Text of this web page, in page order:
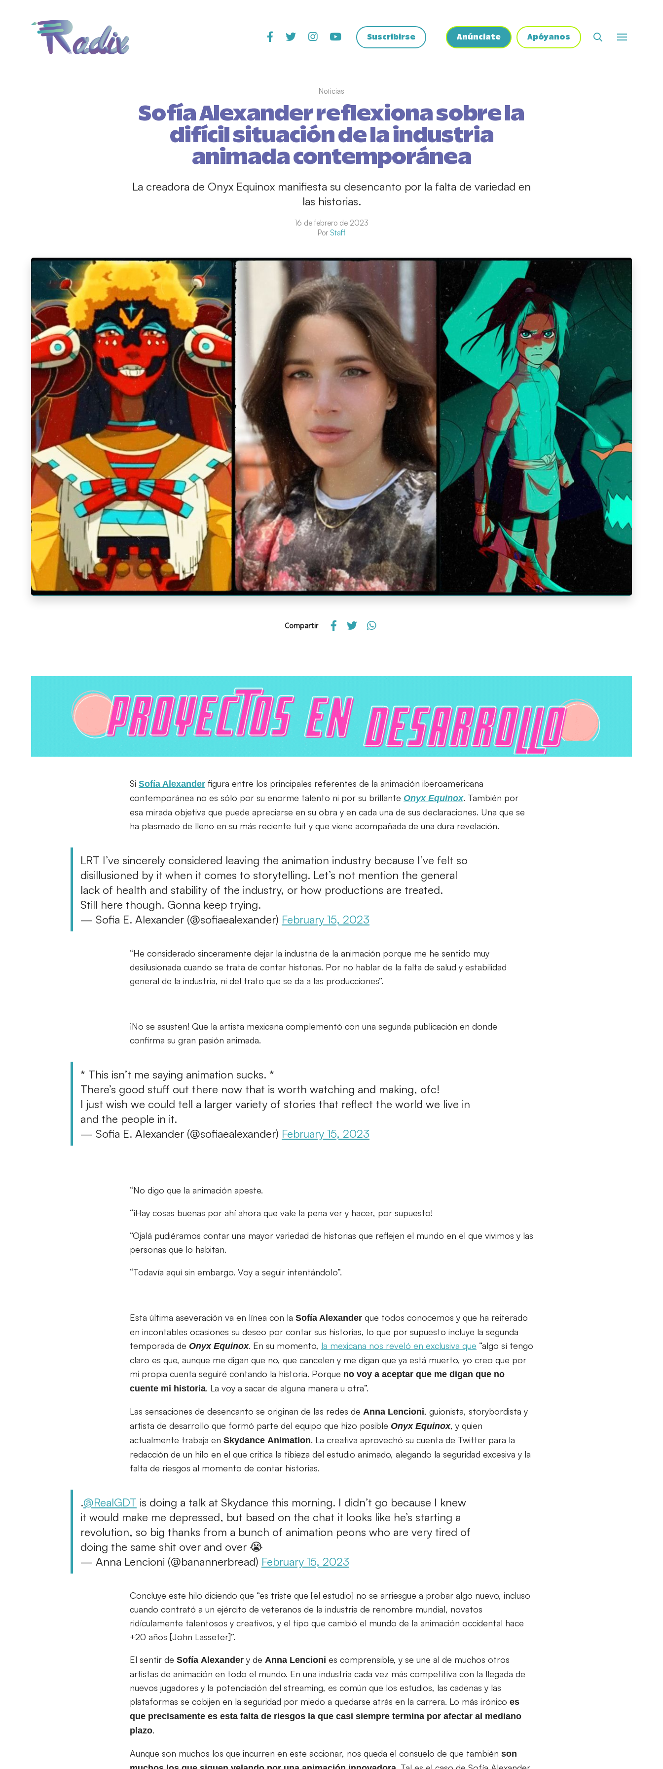
Suscribirse Anúnciate Apóyanos
Noticias
Sofía Alexander reflexiona sobre la
difícil situación de la industria
animada contemporánea
La creadora de Onyx Equinox manifiesta su desencanto por la falta de variedad en
las historias.
16 de febrero de 2023
Por Staff
Compartir
Si Sofía Alexander figura entre los principales referentes de la animación iberoamericana
contemporánea no es sólo por su enorme talento ni por su brillante Onyx Equinox. También por
esa mirada objetiva que puede apreciarse en su obra y en cada una de sus declaraciones. Una que se
ha plasmado de lleno en su más reciente tuit y que viene acompañada de una dura revelación.
LRT I’ve sincerely considered leaving the animation industry because I’ve felt so
disillusioned by it when it comes to storytelling. Let’s not mention the general
lack of health and stability of the industry, or how productions are treated.
Still here though. Gonna keep trying.
— Sofia E. Alexander (@sofiaealexander) February 15, 2023
“He considerado sinceramente dejar la industria de la animación porque me he sentido muy
desilusionada cuando se trata de contar historias. Por no hablar de la falta de salud y estabilidad
general de la industria, ni del trato que se da a las producciones”.
¡No se asusten! Que la artista mexicana complementó con una segunda publicación en donde
confirma su gran pasión animada.
* This isn’t me saying animation sucks. *
There’s good stuff out there now that is worth watching and making, ofc!
I just wish we could tell a larger variety of stories that reflect the world we live in
and the people in it.
— Sofia E. Alexander (@sofiaealexander) February 15, 2023
“No digo que la animación apeste.
“¡Hay cosas buenas por ahí ahora que vale la pena ver y hacer, por supuesto!
“Ojalá pudiéramos contar una mayor variedad de historias que reflejen el mundo en el que vivimos y las
personas que lo habitan.
“Todavía aquí sin embargo. Voy a seguir intentándolo”.
Esta última aseveración va en línea con la Sofía Alexander que todos conocemos y que ha reiterado
en incontables ocasiones su deseo por contar sus historias, lo que por supuesto incluye la segunda
temporada de Onyx Equinox. En su momento, la mexicana nos reveló en exclusiva que “algo sí tengo
claro es que, aunque me digan que no, que cancelen y me digan que ya está muerto, yo creo que por
mi propia cuenta seguiré contando la historia. Porque no voy a aceptar que me digan que no
cuente mi historia. La voy a sacar de alguna manera u otra”.
Las sensaciones de desencanto se originan de las redes de Anna Lencioni, guionista, storybordista y
artista de desarrollo que formó parte del equipo que hizo posible Onyx Equinox, y quien
actualmente trabaja en Skydance Animation. La creativa aprovechó su cuenta de Twitter para la
redacción de un hilo en el que critica la tibieza del estudio animado, alegando la seguridad excesiva y la
falta de riesgos al momento de contar historias.
.@RealGDT is doing a talk at Skydance this morning. I didn’t go because I knew
it would make me depressed, but based on the chat it looks like he’s starting a
revolution, so big thanks from a bunch of animation peons who are very tired of
doing the same shit over and over 😭
— Anna Lencioni (@banannerbread) February 15, 2023
Concluye este hilo diciendo que “es triste que [el estudio] no se arriesgue a probar algo nuevo, incluso
cuando contrató a un ejército de veteranos de la industria de renombre mundial, novatos
ridículamente talentosos y creativos, y el tipo que cambió el mundo de la animación occidental hace
+20 años [John Lasseter]”.
El sentir de Sofía Alexander y de Anna Lencioni es comprensible, y se une al de muchos otros
artistas de animación en todo el mundo. En una industria cada vez más competitiva con la llegada de
nuevos jugadores y la potenciación del streaming, es común que los estudios, las cadenas y las
plataformas se cobijen en la seguridad por miedo a quedarse atrás en la carrera. Lo más irónico es
que precisamente es esta falta de riesgos la que casi siempre termina por afectar al mediano
plazo.
Aunque son muchos los que incurren en este accionar, nos queda el consuelo de que también son